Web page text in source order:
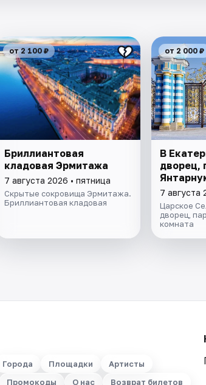
от 2 100 ₽
Бриллиантовая
кладовая Эрмитажа
7 августа 2026 • пятница
Скрытые сокровища Эрмитажа.
Бриллиантовая кладовая
от 2 000 ₽
В
дворец,
7 августа
Царское
дворец,
комната
Города Площадки
Артисты
Промокоды О нас Возврат билетов